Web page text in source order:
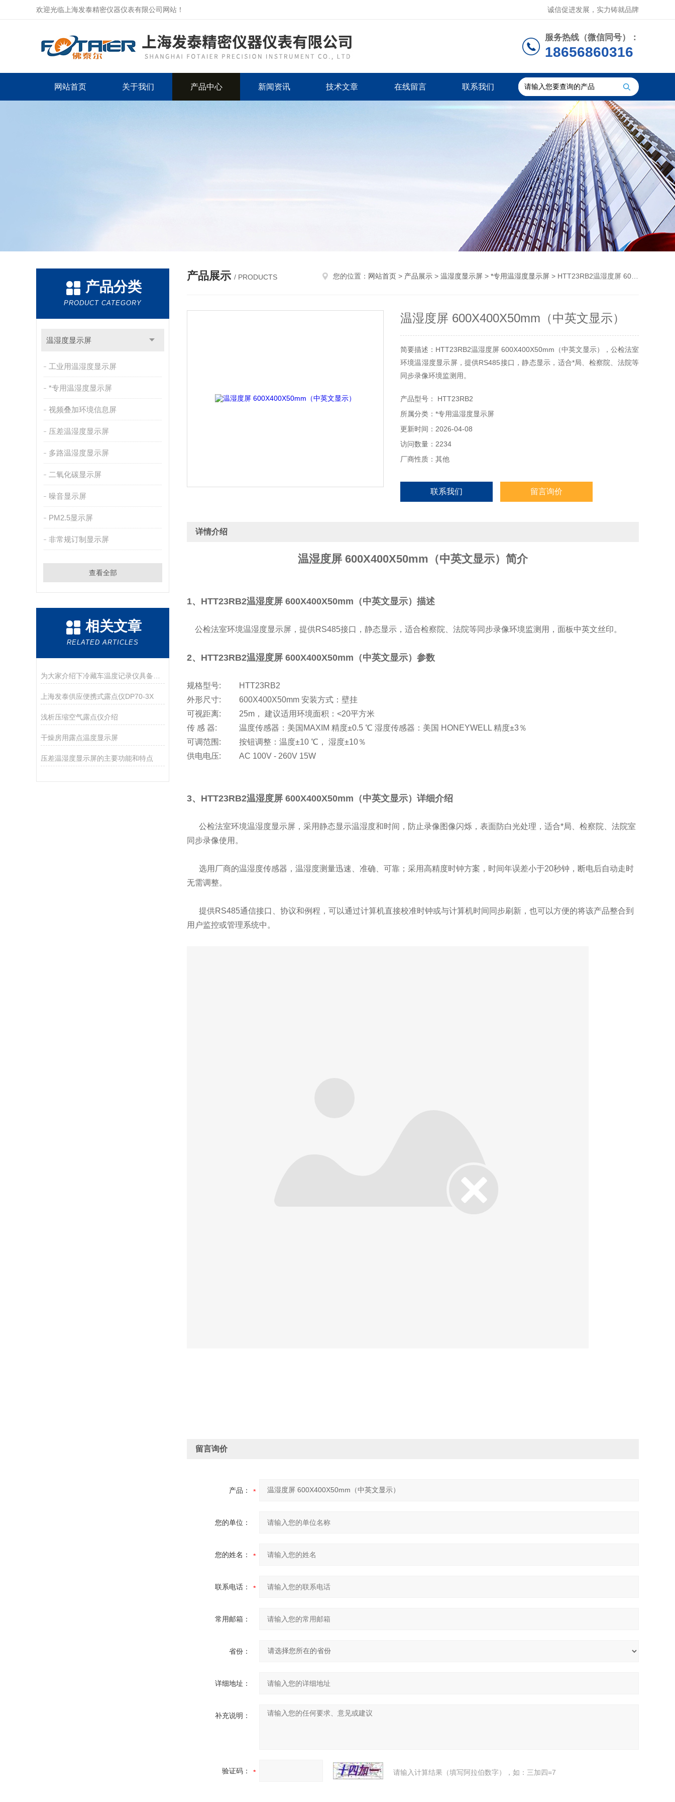
欢迎光临上海发泰精密仪器仪表有限公司网站！ 诚信促进发展，实力铸就品牌
服务热线（微信同号）：
18656860316
网站首页 关于我们 产品中心 新闻资讯 技术文章 在线留言 联系我们
产品分类
PRODUCT CATEGORY
温湿度显示屏
工业用温湿度显示屏
*专用温湿度显示屏
视频叠加环境信息屏
压差温湿度显示屏
多路温湿度显示屏
二氧化碳显示屏
噪音显示屏
PM2.5显示屏
非常规订制显示屏
查看全部
相关文章
RELATED ARTICLES
上海发泰供应便携式露点仪DP70-3X
浅析压缩空气露点仪介绍
干燥房用露点温度显示屏
压差温湿度显示屏的主要功能和特点
产品展示 / PRODUCTS 您的位置： 网站首页 > 产品展示 > 温湿度显示屏 > *专用温湿度显示屏 > HTT23RB2温湿度屏 600X400X50mm（中英文显示）
温湿度屏 600X400X50mm（中英文显示）
简要描述：HTT23RB2温湿度屏 600X400X50mm（中英文显示），公检法室
环境温湿度显示屏，提供RS485接口，静态显示，适合*局、检察院、法院等
同步录像环境监测用。
产品型号： HTT23RB2
所属分类：*专用温湿度显示屏
更新时间：2026-04-08
访问数量：2234
厂商性质：其他
联系我们 留言询价
详情介绍
温湿度屏 600X400X50mm（中英文显示）简介
1、HTT23RB2温湿度屏 600X400X50mm（中英文显示）描述
公检法室环境温湿度显示屏，提供RS485接口，静态显示，适合检察院、法院等同步录像环境监测用，面板中英文丝印。
2、HTT23RB2温湿度屏 600X400X50mm（中英文显示）参数
规格型号:
HTT23RB2
外形尺寸:
600X400X50mm 安装方式：壁挂
可视距离:
25m， 建议适用环境面积：<20平方米
传 感 器:
温度传感器：美国MAXIM 精度±0.5 ℃ 湿度传感器：美国 HONEYWELL 精度±3％
可调范围:
按钮调整：温度±10 ℃， 湿度±10％
供电电压:
AC 100V - 260V 15W
3、HTT23RB2温湿度屏 600X400X50mm（中英文显示）详细介绍
公检法室环境温湿度显示屏，采用静态显示温湿度和时间，防止录像图像闪烁，表面防白光处理，适合*局、检察院、法院室
同步录像使用。
选用厂商的温湿度传感器，温湿度测量迅速、准确、可靠；采用高精度时钟方案，时间年误差小于20秒钟，断电后自动走时
无需调整。
提供RS485通信接口、协议和例程，可以通过计算机直接校准时钟或与计算机时间同步刷新，也可以方便的将该产品整合到
用户监控或管理系统中。
留言询价
产品：
您的单位：
您的姓名：
联系电话：
常用邮箱：
省份：
详细地址：
补充说明：
验证码： 请输入计算结果（填写阿拉伯数字），如：三加四=7